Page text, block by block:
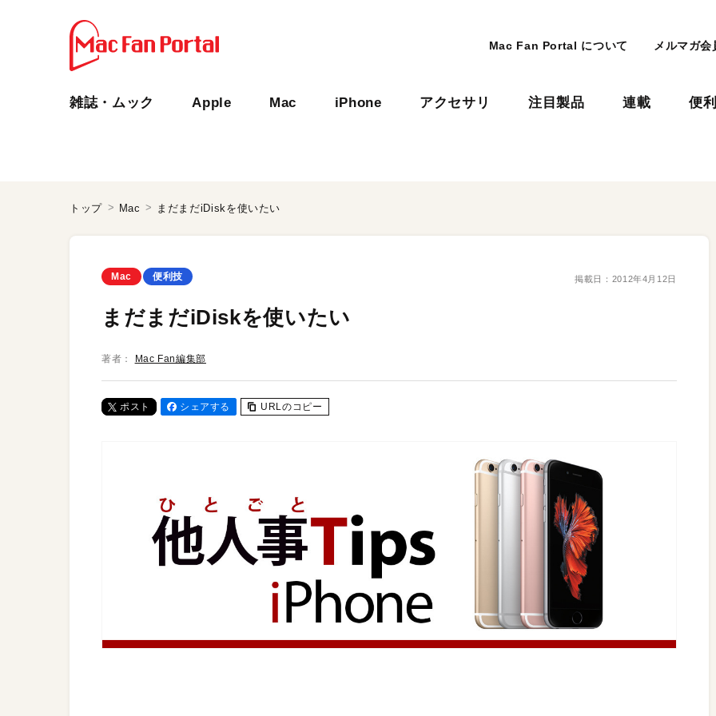
Mac Fan Portal について メルマガ会
雑誌・ムック Apple Mac iPhone アクセサリ 注目製品 連載 便
トップ Mac まだまだiDiskを使いたい
Mac 便利技 掲載日： 2012年4月12日
まだまだiDiskを使いたい
著者： Mac Fan編集部
ポスト シェアする URLのコピー